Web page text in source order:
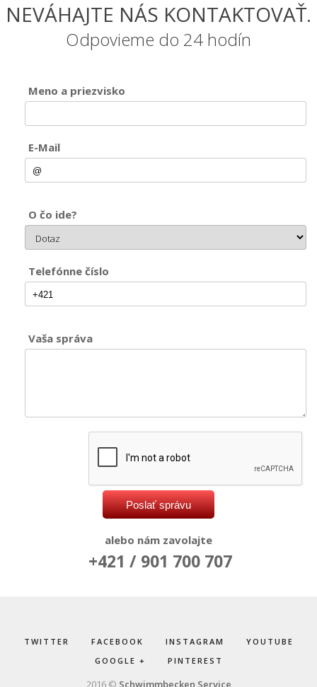
NEVÁHAJTE NÁS KONTAKTOVAŤ.
Odpovieme do 24 hodín
Meno a priezvisko
E-Mail
O čo ide?
Telefónne číslo
Vaša správa
alebo nám zavolajte
+421 / 901 700 707
TWITTER FACEBOOK INSTAGRAM
YOUTUBE
GOOGLE +
PINTEREST
2016 © Schwimmbecken Service